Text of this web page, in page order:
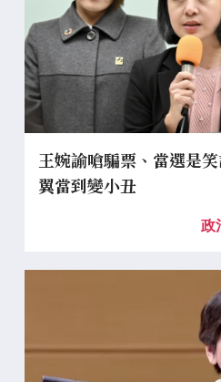
王婉諭嗆騙票、當選是
翼當到變小丑
政